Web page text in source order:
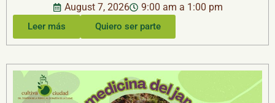
August 7, 2026 9:00 am a 1:00 pm
Leer más Quiero ser parte